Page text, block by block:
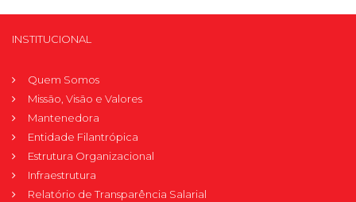
INSTITUCIONAL
Quem Somos
Missão, Visão e Valores
Mantenedora
Entidade Filantrópica
Estrutura Organizacional
Infraestrutura
Relatório de Transparência Salarial